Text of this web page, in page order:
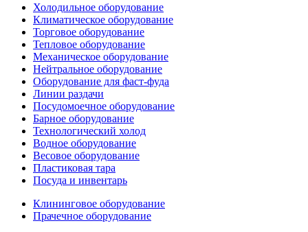
Холодильное оборудование
Климатическое оборудование
Торговое оборудование
Тепловое оборудование
Механическое оборудование
Нейтральное оборудование
Оборудование для фаст-фуда
Линии раздачи
Посудомоечное оборудование
Барное оборудование
Технологический холод
Водное оборудование
Весовое оборудование
Пластиковая тара
Посуда и инвентарь
Клининговое оборудование
Прачечное оборудование